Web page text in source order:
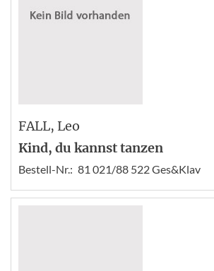
FALL, Leo
Kind, du kannst tanzen
Bestell-Nr.: 81 021/88 522 Ges&Klav